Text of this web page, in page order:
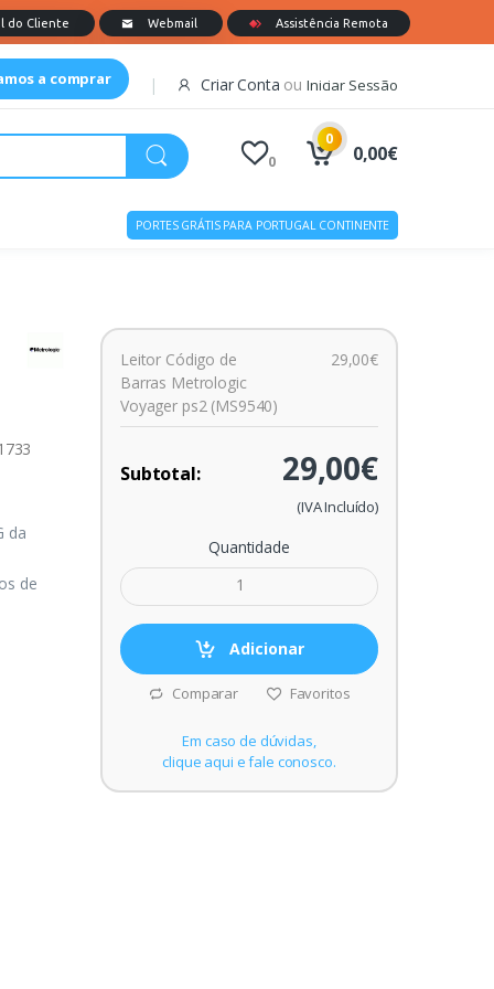
a comprar Criar Conta ouIniciar Sessão
0
0
0,00€
PORTES GRÁTIS PARA PORTUGAL CONTINENTE
da
de
Leitor Código de
Barras Metrologic
Voyager ps2 (MS9540)
29,00€
Subtotal: 29,00€
(IVA Incluído)
Quantidade
Adicionar
Comparar Favoritos
Em caso de dúvidas,
clique aqui e fale conosco.